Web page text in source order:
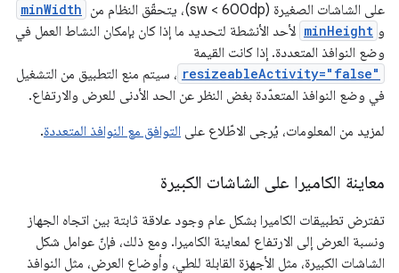
على الشاشات الصغيرة (sw < 600dp)، يتحقّق النظام من
minWidth
و minHeight لأحد الأنشطة لتحديد ما إذا كان بإمكان النشاط العمل في
وضع النوافذ المتعددة. إذا كانت القيمة
resizeableActivity="false" ، سيتم منع التطبيق من التشغيل
في وضع النوافذ المتعدّدة بغض النظر عن الحد الأدنى للعرض والارتفاع.
لمزيد من المعلومات، يُرجى الاطّلاع على التوافق مع النوافذ المتعددة.
معاينة الكاميرا على الشاشات الكبيرة
تفترض تطبيقات الكاميرا بشكل عام وجود علاقة ثابتة بين اتجاه الجهاز
ونسبة العرض إلى الارتفاع لمعاينة الكاميرا. ومع ذلك، فإنّ عوامل شكل
الشاشات الكبيرة، مثل الأجهزة القابلة للطي، وأوضاع العرض، مثل النوافذ